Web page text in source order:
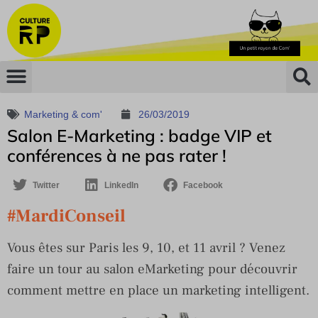
Marketing & com' 26/03/2019
Salon E-Marketing : badge VIP et
conférences à ne pas rater !
Twitter LinkedIn Facebook
#MardiConseil
Vous êtes sur Paris les 9, 10, et 11 avril ? Venez
faire un tour au salon eMarketing pour découvrir
comment mettre en place un marketing intelligent.